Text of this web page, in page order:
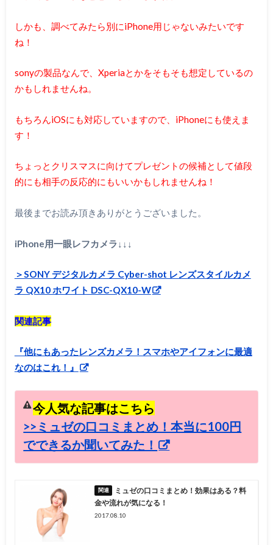
しかも、調べてみたら別にiPhone用じゃないみたいです
ね！
sonyの製品なんで、Xperiaとかをそもそも想定しているの
かもしれませんね。
もちろんiOSにも対応していますので、iPhoneにも使えま
す！
ちょっとクリスマスに向けてプレゼントの候補として値段
的にも相手の反応的にもいいかもしれませんね！
最後までお読み頂きありがとうございました。
iPhone用一眼レフカメラ↓↓↓
＞SONY デジタルカメラ Cyber-shot レンズスタイルカメ
ラ QX10 ホワイト DSC-QX10-W
関連記事
『他にもあったレンズカメラ！スマホやアイフォンに最適
なのはこれ！』
今人気な記事はこちら
>>ミュゼの口コミまとめ！本当に100円
でできるか聞いてみた！
ミュゼの口コミまとめ！効果はある？料
金や流れが気になる！
2017.08.10